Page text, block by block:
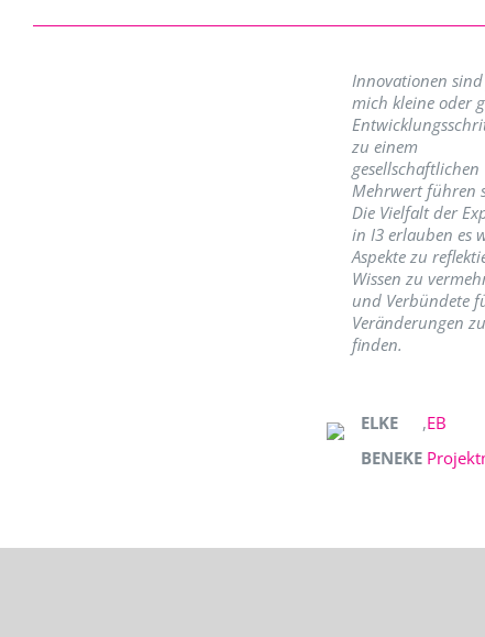
Innovationen
mich kleine oder
zu einem
gesellschaftlichen
Mehrwert führen
Die Vielfalt der
in I3 erlauben es
Aspekte zu
Wissen zu
und Verbündete
Veränderungen zu
finden.
ELKE
BENEKE
,EB